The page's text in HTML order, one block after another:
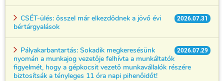
2026.07.31
CSÉT-ülés: ősszel már elkezdődnek a jövő évi
bértárgyalások
2026.07.29
Pályakarbantartás: Sokadik megkeresésünk
nyomán a munkajog vezetője felhívta a munkáltatók
figyelmét, hogy a gépkocsit vezető munkavállalók részére
biztosítsák a tényleges 11 óra napi pihenőidőt!